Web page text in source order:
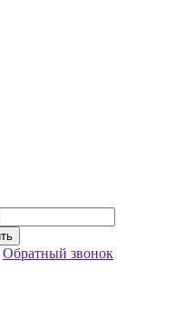
Обратный звонок